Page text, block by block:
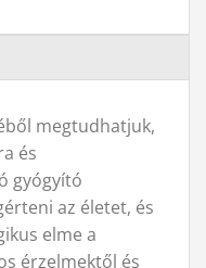
megtudhatjuk,
és
gyógyító
az életet, és
elme a
érzelmektől és